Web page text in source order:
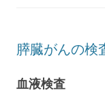
膵臓がんの検
血液検査